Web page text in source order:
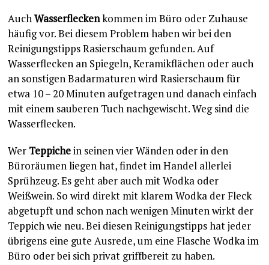
AuchWasserfleckenkommen im Büro oder Zuhause
häufig vor. Bei diesem Problem haben wir bei den
Reinigungstipps Rasierschaum gefunden. Auf
Wasserflecken an Spiegeln, Keramikflächen oder auch
an sonstigen Badarmaturen wird Rasierschaum für
etwa 10 – 20 Minuten aufgetragen und danach einfach
mit einem sauberen Tuch nachgewischt. Weg sind die
Wasserflecken.
Wer Teppichein seinen vier Wänden oder in den
Büroräumen liegen hat, findet im Handel allerlei
Sprühzeug. Es geht aber auch mit Wodka oder
Weißwein. So wird direkt mit klarem Wodka der Fleck
abgetupft und schon nach wenigen Minuten wirkt der
Teppich wie neu. Bei diesen Reinigungstipps hat jeder
übrigens eine gute Ausrede, um eine Flasche Wodka im
Büro oder bei sich privat griffbereit zu haben.